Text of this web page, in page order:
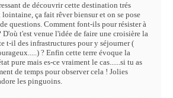
de découvrir cette destination trés
lointaine, ça fait rêver biensur et on se pose
questions. Comment font-ils pour résister à
D'où t'est venue l'idée de faire une croisière la
t-il des infrastructures pour y séjourner (
? Enfin cette terre évoque la
pure mais es-ce vraiment le cas......si tu as
de temps pour observer cela ! Jolies
les pinguoins.